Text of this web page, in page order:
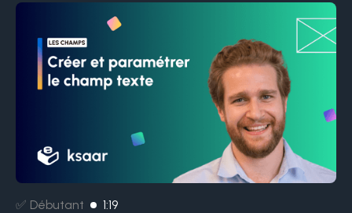
✅ Débutant 1:19